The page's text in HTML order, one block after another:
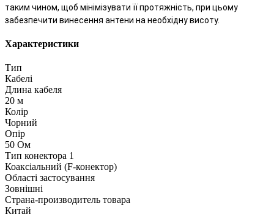
таким чином, щоб мінімізувати її протяжність, при цьому
забезпечити винесення антени на необхідну висоту.
Характеристики
Тип
Кабелі
Длина кабеля
20 м
Колір
Чорний
Опір
50 Ом
Тип конектора 1
Коаксіальний (F-конектор)
Області застосування
Зовнішні
Страна-производитель товара
Китай